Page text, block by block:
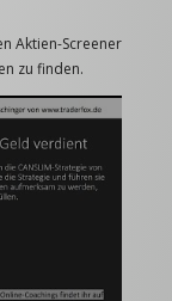
Aktien-Screener
zu finden.